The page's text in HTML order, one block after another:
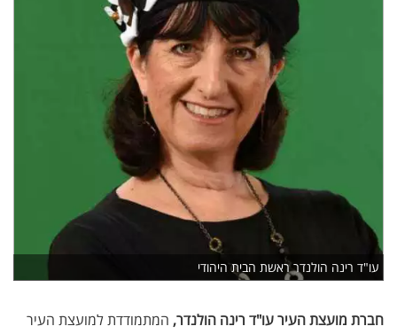
עו"ד רינה הולנדר ראשת הבית היהודי
חברת מועצת העיר עו"ד רינה הולנדר, המתמודדת למועצת העיר